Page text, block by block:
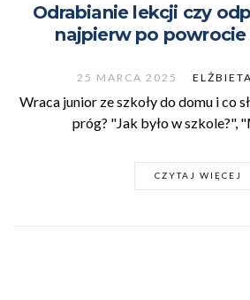
Odrabianie lekcji czy
najpierw po powrocie
25 MARCA 2025
Wraca junior ze szkoły do domu i co
próg? "Jak było w szkole?",
CZYTAJ WIĘCEJ